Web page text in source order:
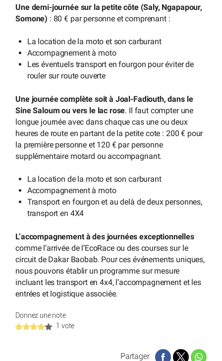
Une demi-journée sur la petite côte (Saly, Ngapapour,
Somone) : 80 € par personne et comprenant :
La location de la moto et son carburant
Accompagnement à moto
Les éventuels transport en fourgon pour éviter de
rouler sur route ouverte
Une journée complète soit à Joal-Fadiouth, dans le
Sine Saloum ou vers le lac rose. Il faut compter une
longue journée avec dans chaque cas une ou deux
heures de route en partant de la petite cote : 200 € pour
la première personne et 120 € par personne
supplémentaire motard ou accompagnant.
La location de la moto et son carburant
Accompagnement à moto
Transport en fourgon et au delà de deux personnes,
transport en 4X4
L’accompagnement à des journées exceptionnelles
comme l’arrivée de l’EcoRace ou des courses sur le
circuit de Dakar Baobab. Pour ces événements uniques,
nous pouvons établir un programme sur mesure
incluant les transport en 4x4, l’accompagnement et les
entrées et logistique associée.
Donnez une note
1 vote
Partager